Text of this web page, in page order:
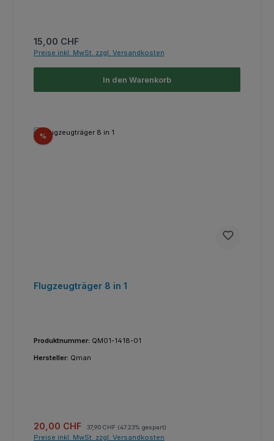
Regulärer Preis:
15,00 CHF
Preise inkl. MwSt. zzgl. Versandkosten
In den Warenkorb
%Rabatt
Flugzeugträger 8 in 1
Produktnummer: QM01-1418-01
Hersteller: Qman
Verkaufspreis:
20,00 CHF 37,90 CHF (47.23% gespart)
Preise inkl. MwSt. zzgl. Versandkosten